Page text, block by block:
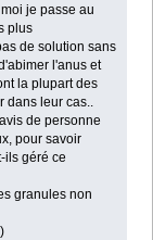
je passe au
plus
de solution sans
l'anus et
la plupart des
leur cas..
de personne
pour savoir
ils géré ce
granules non